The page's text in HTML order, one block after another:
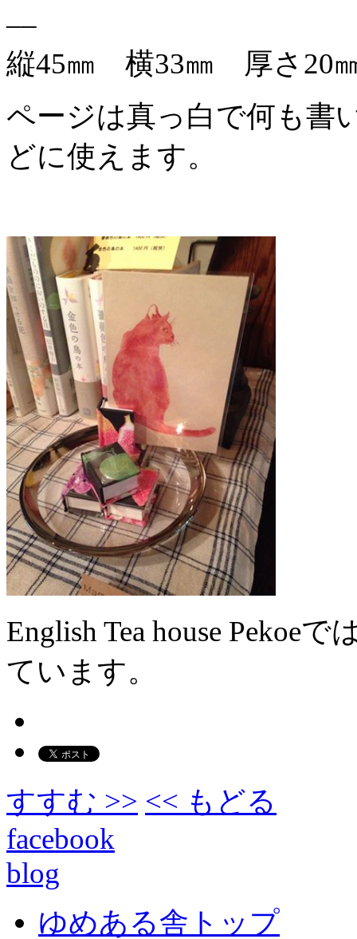
縦45㎜ 横33㎜ 厚さ20
ページは真っ白で何も書
どに使えます。
English Tea house Pekoe
ています。
すすむ >> << もどる
facebook
blog
ゆめある舎トップ